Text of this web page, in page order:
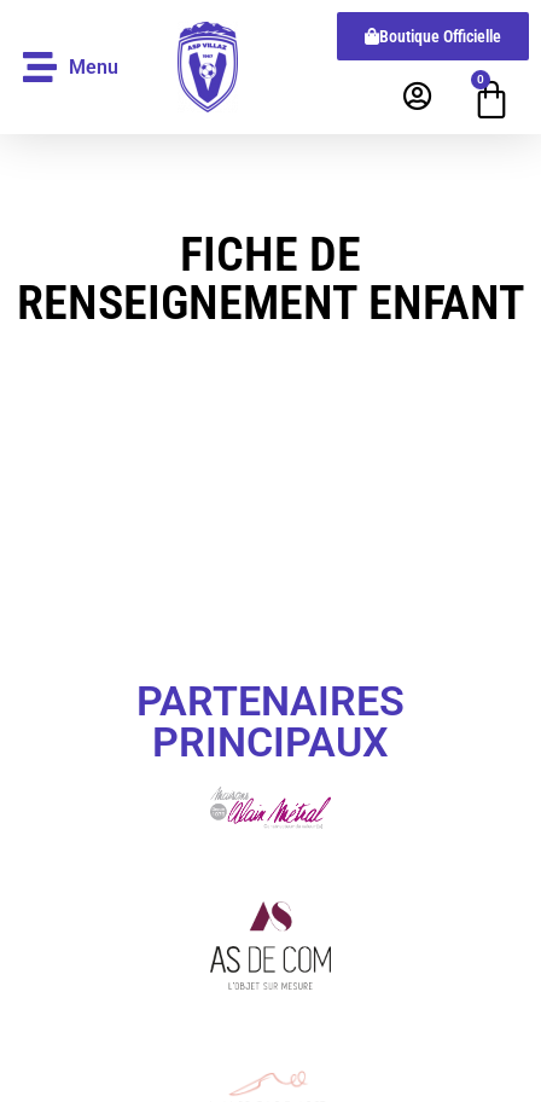
Menu
Boutique Officielle
0
FICHE DE
RENSEIGNEMENT ENFANT
PARTENAIRES
PRINCIPAUX